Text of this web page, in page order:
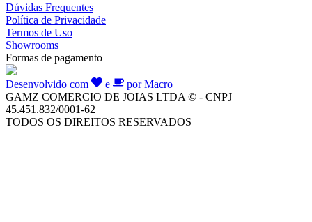
Dúvidas Frequentes
Política de Privacidade
Termos de Uso
Showrooms
Formas de pagamento
Desenvolvido com e
por Macro
GAMZ COMERCIO DE JOIAS LTDA © - CNPJ
45.451.832/0001-62
TODOS OS DIREITOS RESERVADOS